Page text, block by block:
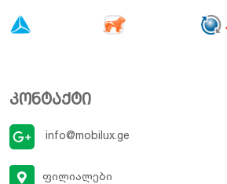
კონტაქტი
info@mobilux.ge
ფილიალები